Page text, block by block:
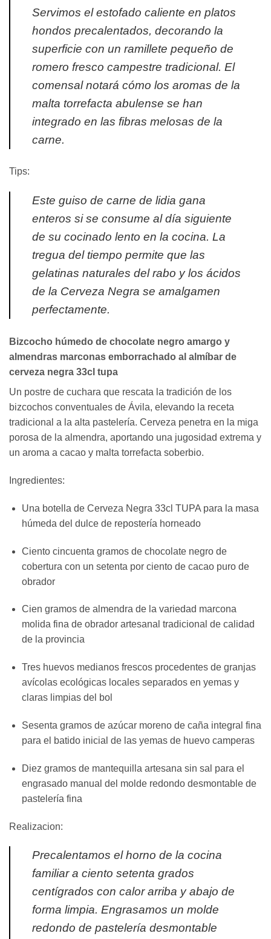
Servimos el estofado caliente en platos
hondos precalentados, decorando la
superficie con un ramillete pequeño de
romero fresco campestre tradicional. El
comensal notará cómo los aromas de la
malta torrefacta abulense se han
integrado en las fibras melosas de la
carne.
Tips:
Este guiso de carne de lidia gana
enteros si se consume al día siguiente
de su cocinado lento en la cocina. La
tregua del tiempo permite que las
gelatinas naturales del rabo y los ácidos
de la Cerveza Negra se amalgamen
perfectamente.
Bizcocho húmedo de chocolate negro amargo y
almendras marconas emborrachado al almíbar de
cerveza negra 33cl tupa
Un postre de cuchara que rescata la tradición de los
bizcochos conventuales de Ávila, elevando la receta
tradicional a la alta pastelería. Cerveza penetra en la miga
porosa de la almendra, aportando una jugosidad extrema y
un aroma a cacao y malta torrefacta soberbio.
Ingredientes:
Una botella de Cerveza Negra 33cl TUPA para la masa
húmeda del dulce de repostería horneado
Ciento cincuenta gramos de chocolate negro de
cobertura con un setenta por ciento de cacao puro de
obrador
Cien gramos de almendra de la variedad marcona
molida fina de obrador artesanal tradicional de calidad
de la provincia
Tres huevos medianos frescos procedentes de granjas
avícolas ecológicas locales separados en yemas y
claras limpias del bol
Sesenta gramos de azúcar moreno de caña integral fina
para el batido inicial de las yemas de huevo camperas
Diez gramos de mantequilla artesana sin sal para el
engrasado manual del molde redondo desmontable de
pastelería fina
Realizacion:
Precalentamos el horno de la cocina
familiar a ciento setenta grados
centígrados con calor arriba y abajo de
forma limpia. Engrasamos un molde
redondo de pastelería desmontable